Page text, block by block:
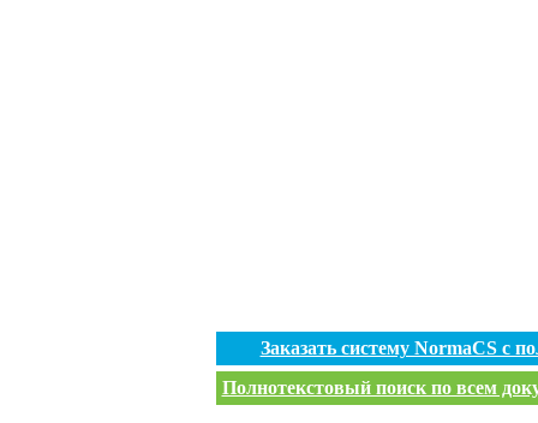
Заказать систему NormaCS с
Полнотекстовый поиск по всем